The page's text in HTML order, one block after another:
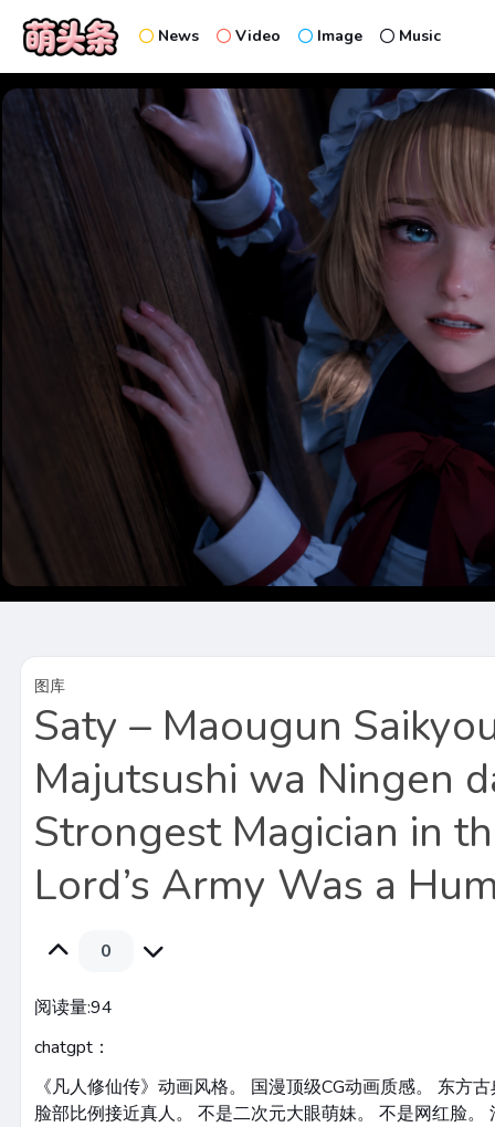
News Video Image Music
图库
Saty – Maougun
Majutsushi wa Ningen
Strongest Magician in
Lord’s Army Was a
0
阅读量:94
chatgpt：
《凡人修仙传》动画风格。 国漫顶级CG动画质感。 东方
脸部比例接近真人。 不是二次元大眼萌妹。 不是网红脸。